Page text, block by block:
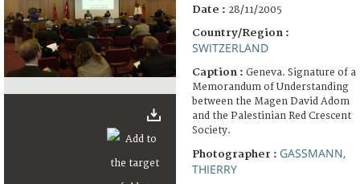
Date : 28/11/2005
Country/Region :
SWITZERLAND
Caption : Geneva. Signature of a
Memorandum of Understanding
between the Magen David Adom
and the Palestinian Red Crescent
Society.
Photographer : GASSMANN,
THIERRY